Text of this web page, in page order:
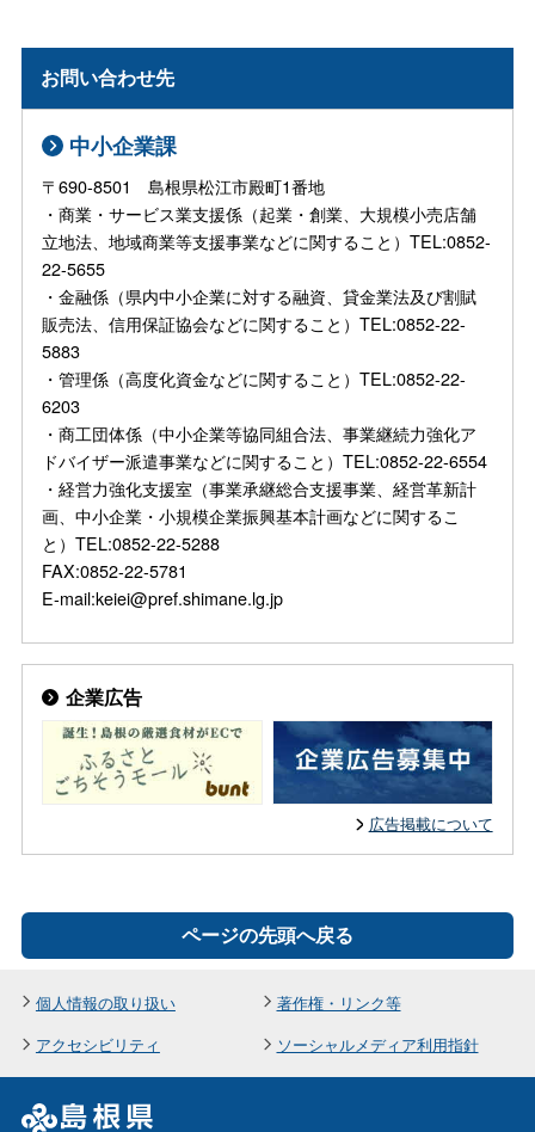
お問い合わせ先
中小企業課
〒690-8501 島根県松江市殿町1番地
・商業・サービス業支援係（起業・創業、大規模小売店舗
立地法、地域商業等支援事業などに関すること）TEL:0852-
22-5655
・金融係（県内中小企業に対する融資、貸金業法及び割賦
販売法、信用保証協会などに関すること）TEL:0852-22-
5883
・管理係（高度化資金などに関すること）TEL:0852-22-
6203
・商工団体係（中小企業等協同組合法、事業継続力強化ア
ドバイザー派遣事業などに関すること）TEL:0852-22-6554
・経営力強化支援室（事業承継総合支援事業、経営革新計
画、中小企業・小規模企業振興基本計画などに関するこ
と）TEL:0852-22-5288
FAX:0852-22-5781
E-mail:keiei@pref.shimane.lg.jp
企業広告
広告掲載について
ページの先頭へ戻る
個人情報の取り扱い
著作権・リンク等
アクセシビリティ
ソーシャルメディア利用指針